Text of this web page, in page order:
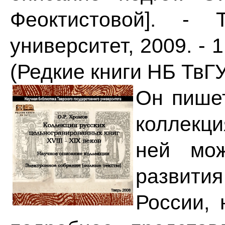
Феоктистовой]. -
университет, 2009. -
(Редкие книги НБ
Он
ней
России,